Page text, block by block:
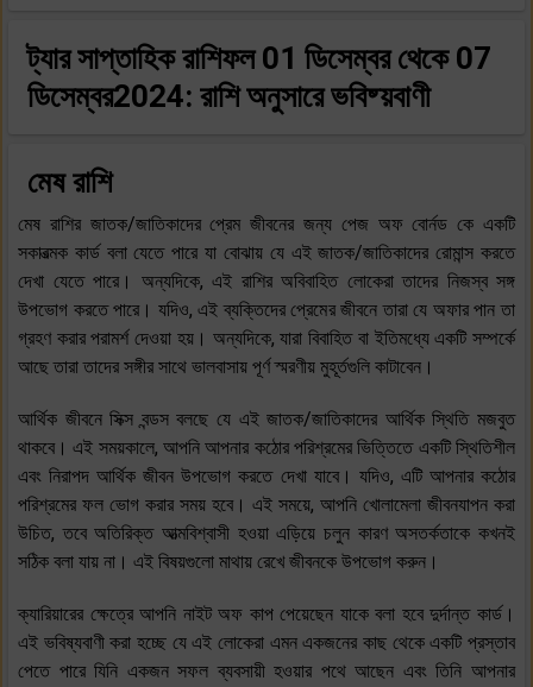
ট্যার সাপ্তাহিক রাশিফল 01 ডিসেম্বর থেকে 07
ডিসেম্বর2024: রাশি অনুসারে ভবিষ্য়বাণী
মেষ রাশি
মেষ রাশির জাতক/জাতিকাদের প্রেম জীবনের জন্য পেজ অফ বোর্নড কে একটি
সকারত্মক কার্ড বলা যেতে পারে যা বোঝায় যে এই জাতক/জাতিকাদের রোমান্স করতে
দেখা যেতে পারে। অন্যদিকে, এই রাশির অবিবাহিত লোকেরা তাদের নিজস্ব সঙ্গ
উপভোগ করতে পারে। যদিও, এই ব্যক্তিদের প্রেমের জীবনে তারা যে অফার পান তা
গ্রহণ করার পরামর্শ দেওয়া হয়। অন্যদিকে, যারা বিবাহিত বা ইতিমধ্যে একটি সম্পর্কে
আছে তারা তাদের সঙ্গীর সাথে ভালবাসায় পূর্ণ স্মরণীয় মুহূর্তগুলি কাটাবেন।
আর্থিক জীবনে সিক্স বন্ডস বলছে যে এই জাতক/জাতিকাদের আর্থিক স্থিতি মজবুত
থাকবে। এই সময়কালে, আপনি আপনার কঠোর পরিশ্রমের ভিত্তিতে একটি স্থিতিশীল
এবং নিরাপদ আর্থিক জীবন উপভোগ করতে দেখা যাবে। যদিও, এটি আপনার কঠোর
পরিশ্রমের ফল ভোগ করার সময় হবে। এই সময়ে, আপনি খোলামেলা জীবনযাপন করা
উচিত, তবে অতিরিক্ত আত্মবিশ্বাসী হওয়া এড়িয়ে চলুন কারণ অসতর্কতাকে কখনই
সঠিক বলা যায় না। এই বিষয়গুলো মাথায় রেখে জীবনকে উপভোগ করুন।
ক্যারিয়ারের ক্ষেত্রে আপনি নাইট অফ কাপ পেয়েছেন যাকে বলা হবে দুর্দান্ত কার্ড।
এই ভবিষ্যবাণী করা হচ্ছে যে এই লোকেরা এমন একজনের কাছ থেকে একটি প্রস্তাব
পেতে পারে যিনি একজন সফল ব্যবসায়ী হওয়ার পথে আছেন এবং তিনি আপনার